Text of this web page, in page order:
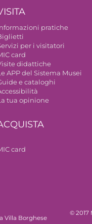
pratiche
per i visitatori
card
didattiche
APP del Sistema Musei
e cataloghi
tua opinione
card
Villa Borghese
© 2017